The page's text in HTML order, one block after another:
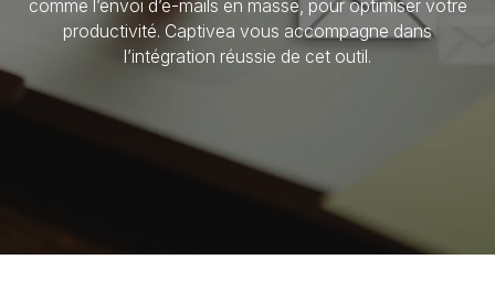
comme l’envoi d’e-mails en masse, pour optimiser votre
productivité. Captivea vous accompagne dans
l’intégration réussie de cet outil.